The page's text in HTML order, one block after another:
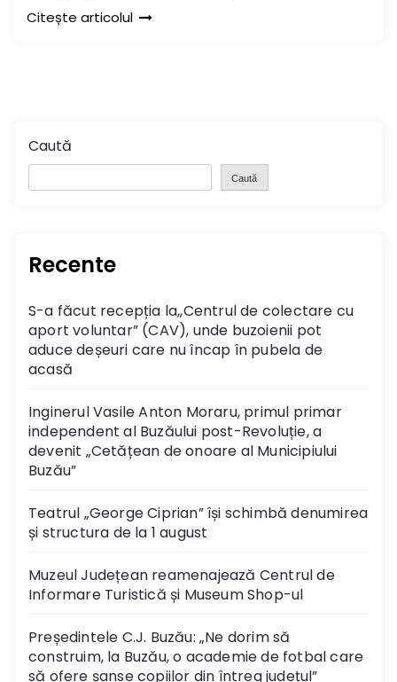
Citește articolul
Caută
Caută
Recente
S-a făcut recepția la,,Centrul de colectare cu
aport voluntar” (CAV), unde buzoienii pot
aduce deșeuri care nu încap în pubela de
acasă
Inginerul Vasile Anton Moraru, primul primar
independent al Buzăului post-Revoluție, a
devenit „Cetățean de onoare al Municipiului
Buzău”
Teatrul „George Ciprian” își schimbă denumirea
și structura de la 1 august
Muzeul Județean reamenajează Centrul de
Informare Turistică și Museum Shop-ul
Președintele C.J. Buzău: „Ne dorim să
construim, la Buzău, o academie de fotbal care
să ofere șanse copiilor din întreg județul”